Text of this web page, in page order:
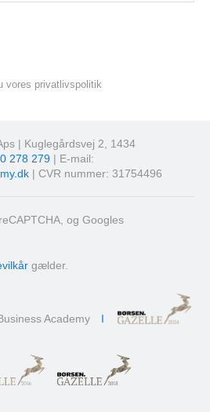
vores privatlivspolitik
| Kuglegårdsvej 2, 1434
278 279 | E-mail:
| CVR nummer: 31754496
og Googles
gælder.
Academy I